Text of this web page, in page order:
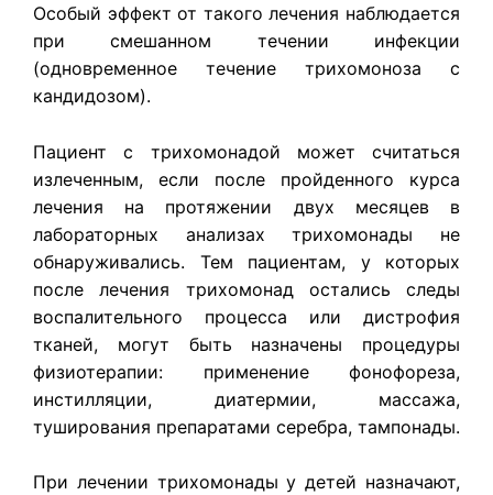
Особый эффект от такого лечения наблюдается
при смешанном течении инфекции
(одновременное течение трихомоноза с
кандидозом).
Пациент с трихомонадой может считаться
излеченным, если после пройденного курса
лечения на протяжении двух месяцев в
лабораторных анализах трихомонады не
обнаруживались. Тем пациентам, у которых
после лечения трихомонад остались следы
воспалительного процесса или дистрофия
тканей, могут быть назначены процедуры
физиотерапии: применение фонофореза,
инстилляции, диатермии, массажа,
туширования препаратами серебра, тампонады.
При лечении трихомонады у детей назначают,